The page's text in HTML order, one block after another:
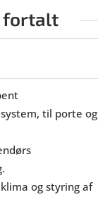
fortalt
til porte og
og styring af